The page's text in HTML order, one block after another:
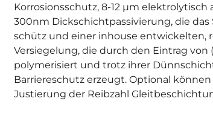
Korrosionsschutz, 8-12 µm
300nm Dickschichtpassivierung, die
schütz und einer inhouse entwickelten,
Versiegelung, die durch den Eintrag
polymerisiert und trotz ihrer
Barriereschutz erzeugt. Optional
Justierung der Reibzahl